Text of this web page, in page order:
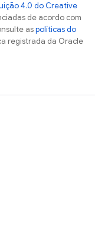
4.0 do Creative
de acordo com
aspolíticas do
registrada da Oracle